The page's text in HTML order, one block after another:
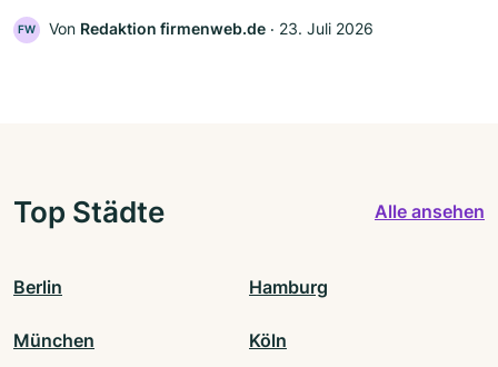
FW Von Redaktion firmenweb.de ‧ 23. Juli 2026
Top Städte Alle ansehen
Berlin Hamburg
München Köln